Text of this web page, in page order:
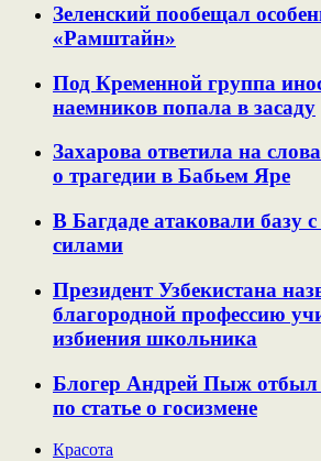
Зеленский пообещал
«Рамштайн»
Под Кременной группа
наемников попала в засаду
Захарова ответила на
о трагедии в Бабьем Яре
В Багдаде атаковали базу
силами
Президент Узбекистана
благородной профессию
избиения школьника
Блогер Андрей Пыж
по статье о госизмене
Красота